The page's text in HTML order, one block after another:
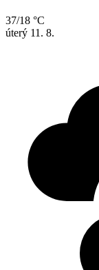
37/18 °C
úterý 11. 8.